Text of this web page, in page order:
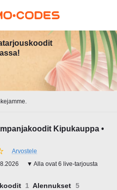
Kipukauppa •
Arvostele
▼ Alla ovat 6 live-tarjousta
Alennukset